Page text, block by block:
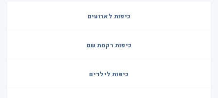
כיפות לארועים
כיפות רקמת שם
כיפות לילדים